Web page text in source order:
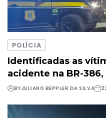
POLÍCIA
Identificadas as
acidente na BR-
BYJULIANO BEPPLER DA SILVA